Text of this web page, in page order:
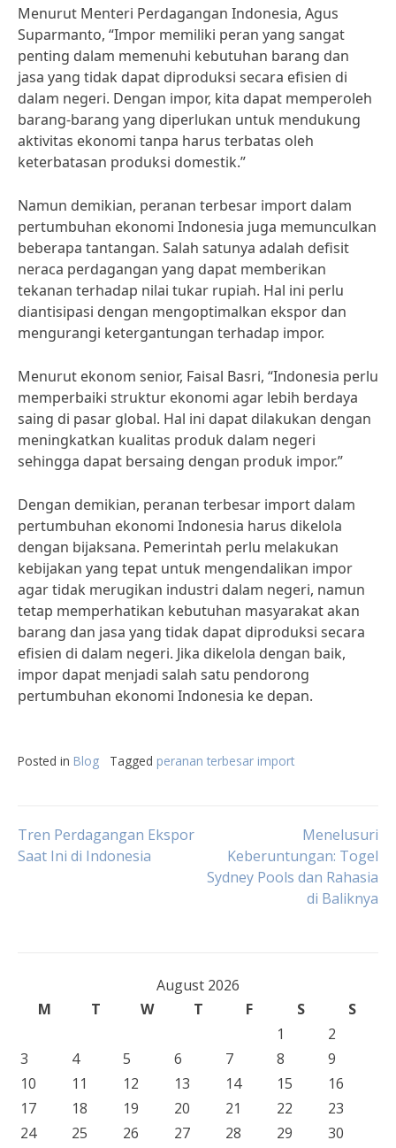
Menurut Menteri Perdagangan Indonesia, Agus
Suparmanto, “Impor memiliki peran yang sangat
penting dalam memenuhi kebutuhan barang dan
jasa yang tidak dapat diproduksi secara efisien di
dalam negeri. Dengan impor, kita dapat memperoleh
barang-barang yang diperlukan untuk mendukung
aktivitas ekonomi tanpa harus terbatas oleh
keterbatasan produksi domestik.”
Namun demikian, peranan terbesar import dalam
pertumbuhan ekonomi Indonesia juga memunculkan
beberapa tantangan. Salah satunya adalah defisit
neraca perdagangan yang dapat memberikan
tekanan terhadap nilai tukar rupiah. Hal ini perlu
diantisipasi dengan mengoptimalkan ekspor dan
mengurangi ketergantungan terhadap impor.
Menurut ekonom senior, Faisal Basri, “Indonesia perlu
memperbaiki struktur ekonomi agar lebih berdaya
saing di pasar global. Hal ini dapat dilakukan dengan
meningkatkan kualitas produk dalam negeri
sehingga dapat bersaing dengan produk impor.”
Dengan demikian, peranan terbesar import dalam
pertumbuhan ekonomi Indonesia harus dikelola
dengan bijaksana. Pemerintah perlu melakukan
kebijakan yang tepat untuk mengendalikan impor
agar tidak merugikan industri dalam negeri, namun
tetap memperhatikan kebutuhan masyarakat akan
barang dan jasa yang tidak dapat diproduksi secara
efisien di dalam negeri. Jika dikelola dengan baik,
impor dapat menjadi salah satu pendorong
pertumbuhan ekonomi Indonesia ke depan.
Posted in Blog Tagged peranan terbesar import
Post
Tren Perdagangan Ekspor
Saat Ini di Indonesia
Menelusuri
Keberuntungan: Togel
Sydney Pools dan Rahasia
di Baliknya
August 2026
M
T W T F S
S
1
2
3
4 5 6 7 8
9
10
11 12 13 14 15
16
17
18 19 20 21 22
23
24
25 26 27 28 29
30